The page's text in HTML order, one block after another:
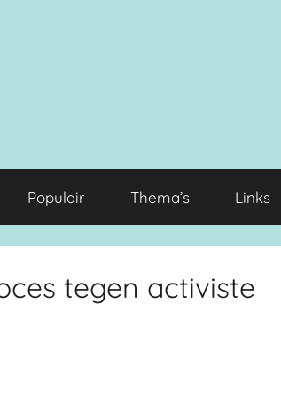
Populair Thema’s Links
tegen activiste